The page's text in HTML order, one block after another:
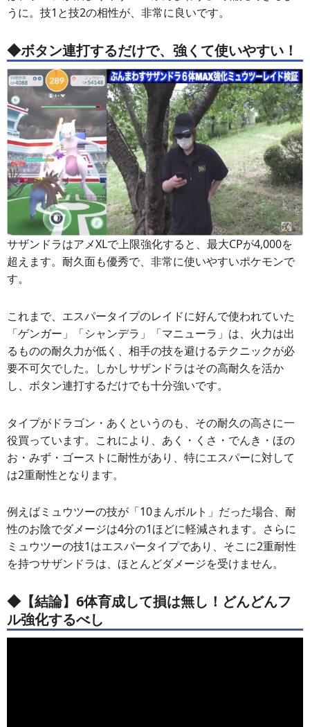
ージが溜まりにくいという弱点がありました。しかし今後
うに。技1と技2の相性が、非常に良いです。
◆ボタン連打するだけで、強くて使いやすい！
サザンドラはアメXLで上限強化すると、最大CPが4,000を
す。
これまで、エスパータイプのレイドに好んで使われていた
「ゲンガー」「シャンデラ」「マニューラ」は、火力は出
るものの耐久力が低く、相手の技を避けるテクニックが必
し、ボタン連打するだけでも十分強いです。
タイプがドラゴン・あくというのも、その耐久の高さに一
役買っています。これにより、あく・くさ・でんき・ほの
は2重耐性となります。
例えばミュウツーの技が「10まんボルト」だった場合、耐
性のお陰でダメージは4分の1ほどに軽減されます。さらに
を持つサザンドラは、ほとんどダメージを受けません。
◆【結論】6体育成して損は無し！どんどんフ